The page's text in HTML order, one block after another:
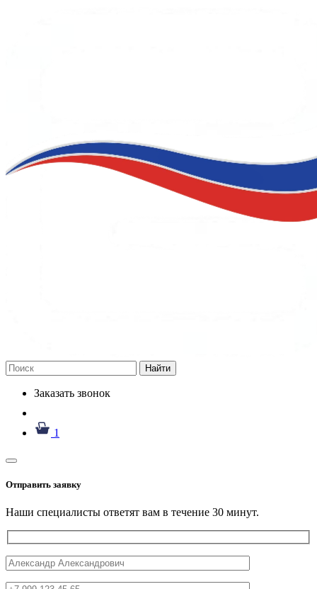
Найти
Заказать звонок
1
Отправить заявку
Наши специалисты ответят вам в течение 30 минут.